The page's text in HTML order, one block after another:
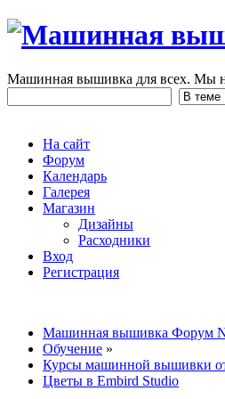
Машинная вышивка для всех. Мы
На сайт
Форум
Календарь
Галерея
Магазин
Дизайны
Расходники
Вход
Регистрация
Машинная вышивка Форум
Обучение »
Курсы машинной вышивки
Цветы в Embird Studio